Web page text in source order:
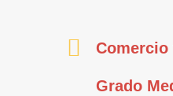
Comercio
Grado